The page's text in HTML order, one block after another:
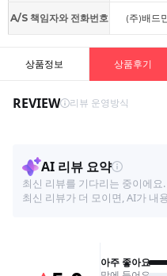
A/S 책임자와 전화번호 (주)배드
상품정보 상품후기